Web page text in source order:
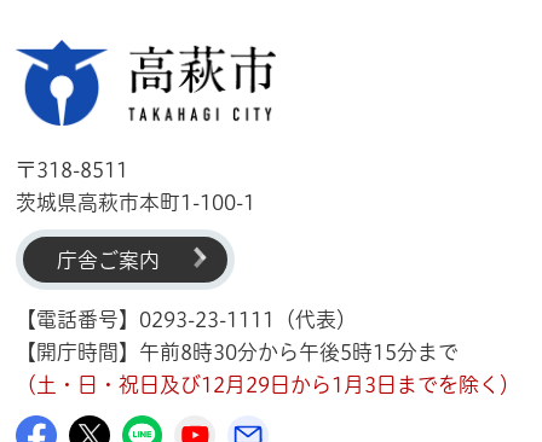
〒318-8511
茨城県高萩市本町1-100-1
庁舎ご案内
【電話番号】0293-23-1111（代表）
【開庁時間】午前8時30分から午後5時15分まで
（土・日・祝日及び12月29日から1月3日までを除く）
高萩市公式Facebook
高萩市公式X
高萩市公式LINE
高萩市YouTube公式チャンネル